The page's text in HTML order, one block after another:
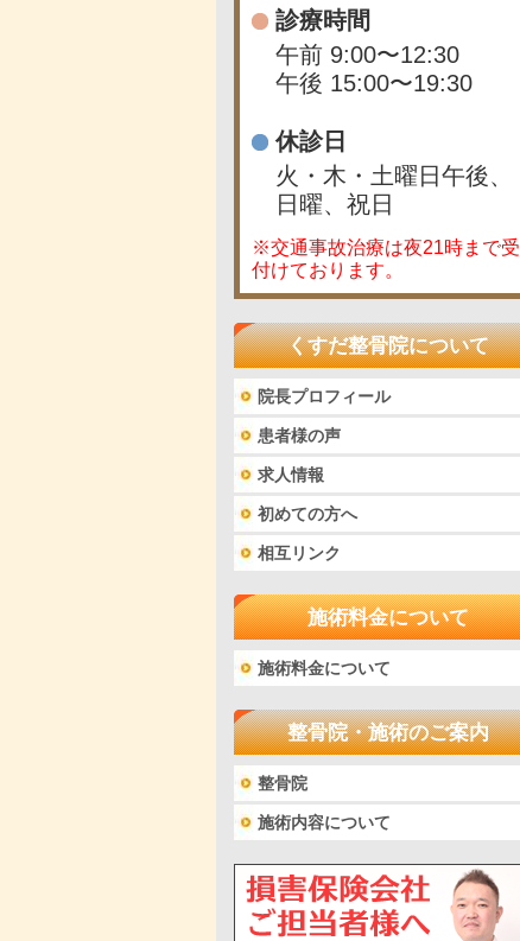
診療時間
午前 9:00〜12:30
午後 15:00〜19:30
休診日
火・木・土曜日午後、
日曜、祝日
※交通事故治療は夜21時まで受
付けております。
くすだ整骨院について
院長プロフィール
患者様の声
求人情報
初めての方へ
相互リンク
施術料金について
施術料金について
整骨院・施術のご案内
整骨院
施術内容について